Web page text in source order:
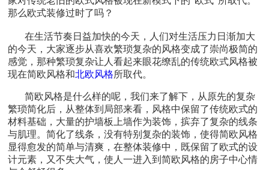
那么欧式装修过时了吗？
在生活节奏日益加快的今天，人们对生活压力日渐加大
的今天，大家逐步从喜欢繁琐复杂的风格变成了崇尚极简的
感觉，那种繁琐复杂让人看起来眼花缭乱的传统欧式风格被
现在简欧风格和北欧风格所取代。
简欧风格是什么样的呢，我们来了解下，从原先的复杂
繁琐简化后，从整体到局部来看，风格中保留了传统欧式的
材料基础，大量的护墙板上墙作为装饰，摈弃了复杂的线条
与肌理。简化了线条，没有特别复杂的装饰，使得简欧风格
显得愈发的简单与清爽，在整体装修中，既保留了欧式的设
计元素，又不失大气，使人一进入到简欧风格的房子中心情